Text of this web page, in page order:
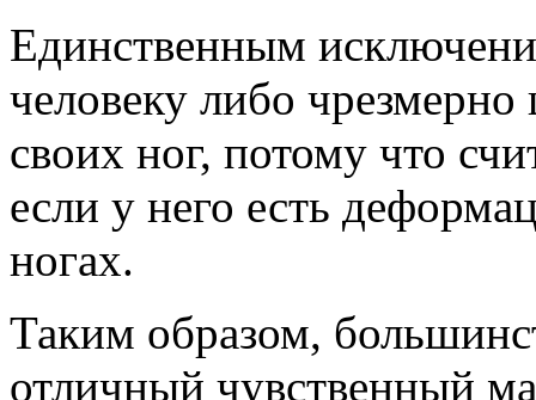
Единственным
человеку либо
своих ног, потому что
если у него есть
ногах.
Таким образом,
отличный чувственный